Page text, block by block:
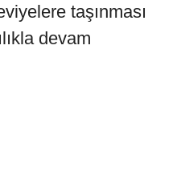
taşınması
devam